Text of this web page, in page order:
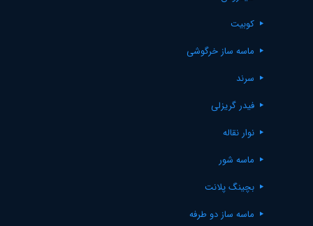
کوبیت
ماسه ساز خرگوشی
سرند
فیدر گریزلی
نوار نقاله
ماسه شور
بچینگ پلانت
ماسه ساز دو طرفه